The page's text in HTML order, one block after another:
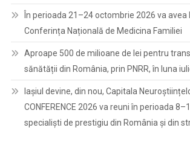
În perioada 21–24 octombrie 2026 va avea
Conferința Națională de Medicina Familiei
Aproape 500 de milioane de lei pentru
sănătății din România, prin PNRR, în luna
Iașiul devine, din nou, Capitala
CONFERENCE 2026 va reuni în perioada
specialiști de prestigiu din România și din